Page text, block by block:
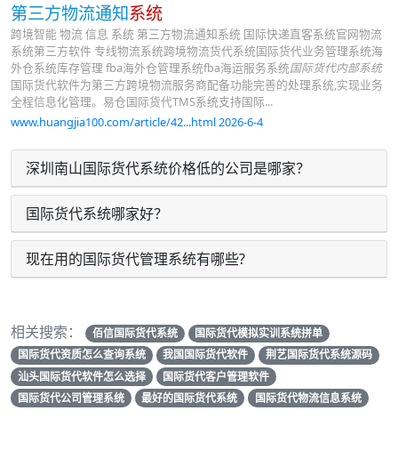
第三方物流通知系统
跨境智能 物流 信息 系统 第三方物流通知系统 国际快递直客系统官网物流
系统第三方软件 专线物流系统跨境物流货代系统国际货代业务管理系统海
外仓系统库存管理 fba海外仓管理系统fba海运服务系统国际货代内部系统
国际货代软件为第三方跨境物流服务商配备功能完善的处理系统,实现业务
全程信息化管理。易仓国际货代TMS系统支持国际...
www.huangjia100.com/article/42...html 2026-6-4
深圳南山国际货代系统价格低的公司是哪家？
国际货代系统哪家好？
现在用的国际货代管理系统有哪些?
相关搜索： 佰信国际货代系统
国际货代模拟实训系统拼单
国际货代资质怎么查询系统
我国国际货代软件
荆艺国际货代系统源码
汕头国际货代软件怎么选择
国际货代客户管理软件
国际货代公司管理系统
最好的国际货代系统 国际货代物流信息系统